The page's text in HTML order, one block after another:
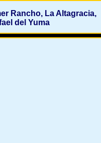
Rancho, La Altagracia,
del Yuma